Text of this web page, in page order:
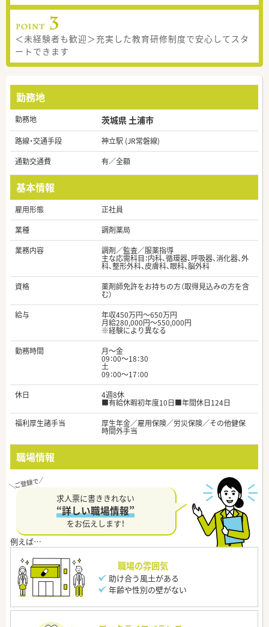
＜未経験者も歓迎＞充実した教育研修制度で安心してスタ
ートできます
勤務地
勤務地 茨城県 土浦市
路線・交通手段
神立駅 (JR常磐線)
通勤交通費
有／全額
基本情報
雇用形態
正社員
業種
調剤薬局
業務内容
調剤／監査／服薬指導
主な応需科目：内科、循環器、呼吸器、消化器、外
科、整形外科、皮膚科、眼科、脳外科
資格
薬剤師免許をお持ちの方（取得見込みの方を含
む）
給与
年収450万円～650万円
月給280,000円～550,000円
※経験により異なる
勤務時間
月～金
09：00～18：30
土
09：00～17：00
休日
4週8休
■有給休暇初年度10日■年間休日124日
福利厚生諸手当
厚生年金／雇用保険／労災保険／その他健保
時間外手当
職場情報
求人票に書ききれない
“詳しい職場情報”
をお伝えします！
職場の雰囲気
助け合う風土がある
年齢や性別の壁がない